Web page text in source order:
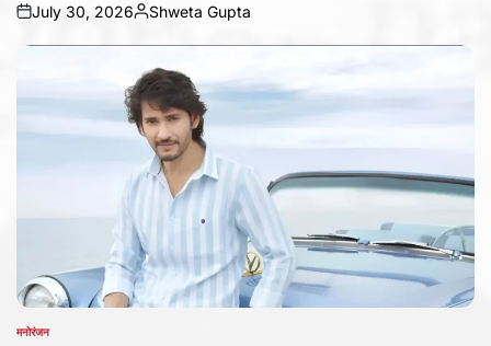
on
July 30, 2026
Posted
by
Shweta Gupta
POSTED
मनोरंजन